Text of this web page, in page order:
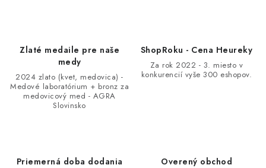
Zlaté medaile pre naše
medy
2024 zlato (kvet, medovica) -
Medové laboratórium + bronz za
medovicový med - AGRA
Slovinsko
ShopRoku - Cena Heureky
Za rok 2022 - 3. miesto v
konkurencií vyše 300 eshopov.
Priemerná doba dodania Overený obchod